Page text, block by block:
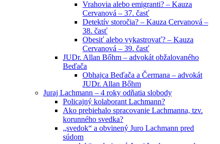
Vrahovia alebo emigranti? – Kauza
Cervanová – 37. časť
Detektív storočia? – Kauza Cervanová –
38. časť
Obesiť alebo vykastrovať? – Kauza
Cervanová – 39. časť
JUDr. Allan Bőhm – advokát obžalovaného
Beďača
Obhajca Beďača a Čermana – advokát
JUDr. Allan Bőhm
Juraj Lachmann – 4 roky odňatia slobody
Policajný kolaborant Lachmann?
Ako prebiehalo spracovanie Lachmanna, tzv.
korunného svedka?
„svedok“ a obvinený Juro Lachmann pred
súdom